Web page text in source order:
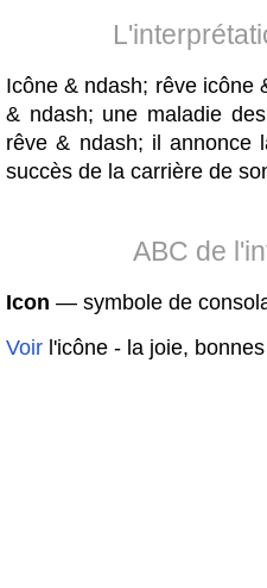
Icône & ndash; rêve icône
& ndash; une maladie
rêve & ndash; il annonce
succès de la carrière de
ABC de
Icon — symbole de
Voir l'icône - la joie,